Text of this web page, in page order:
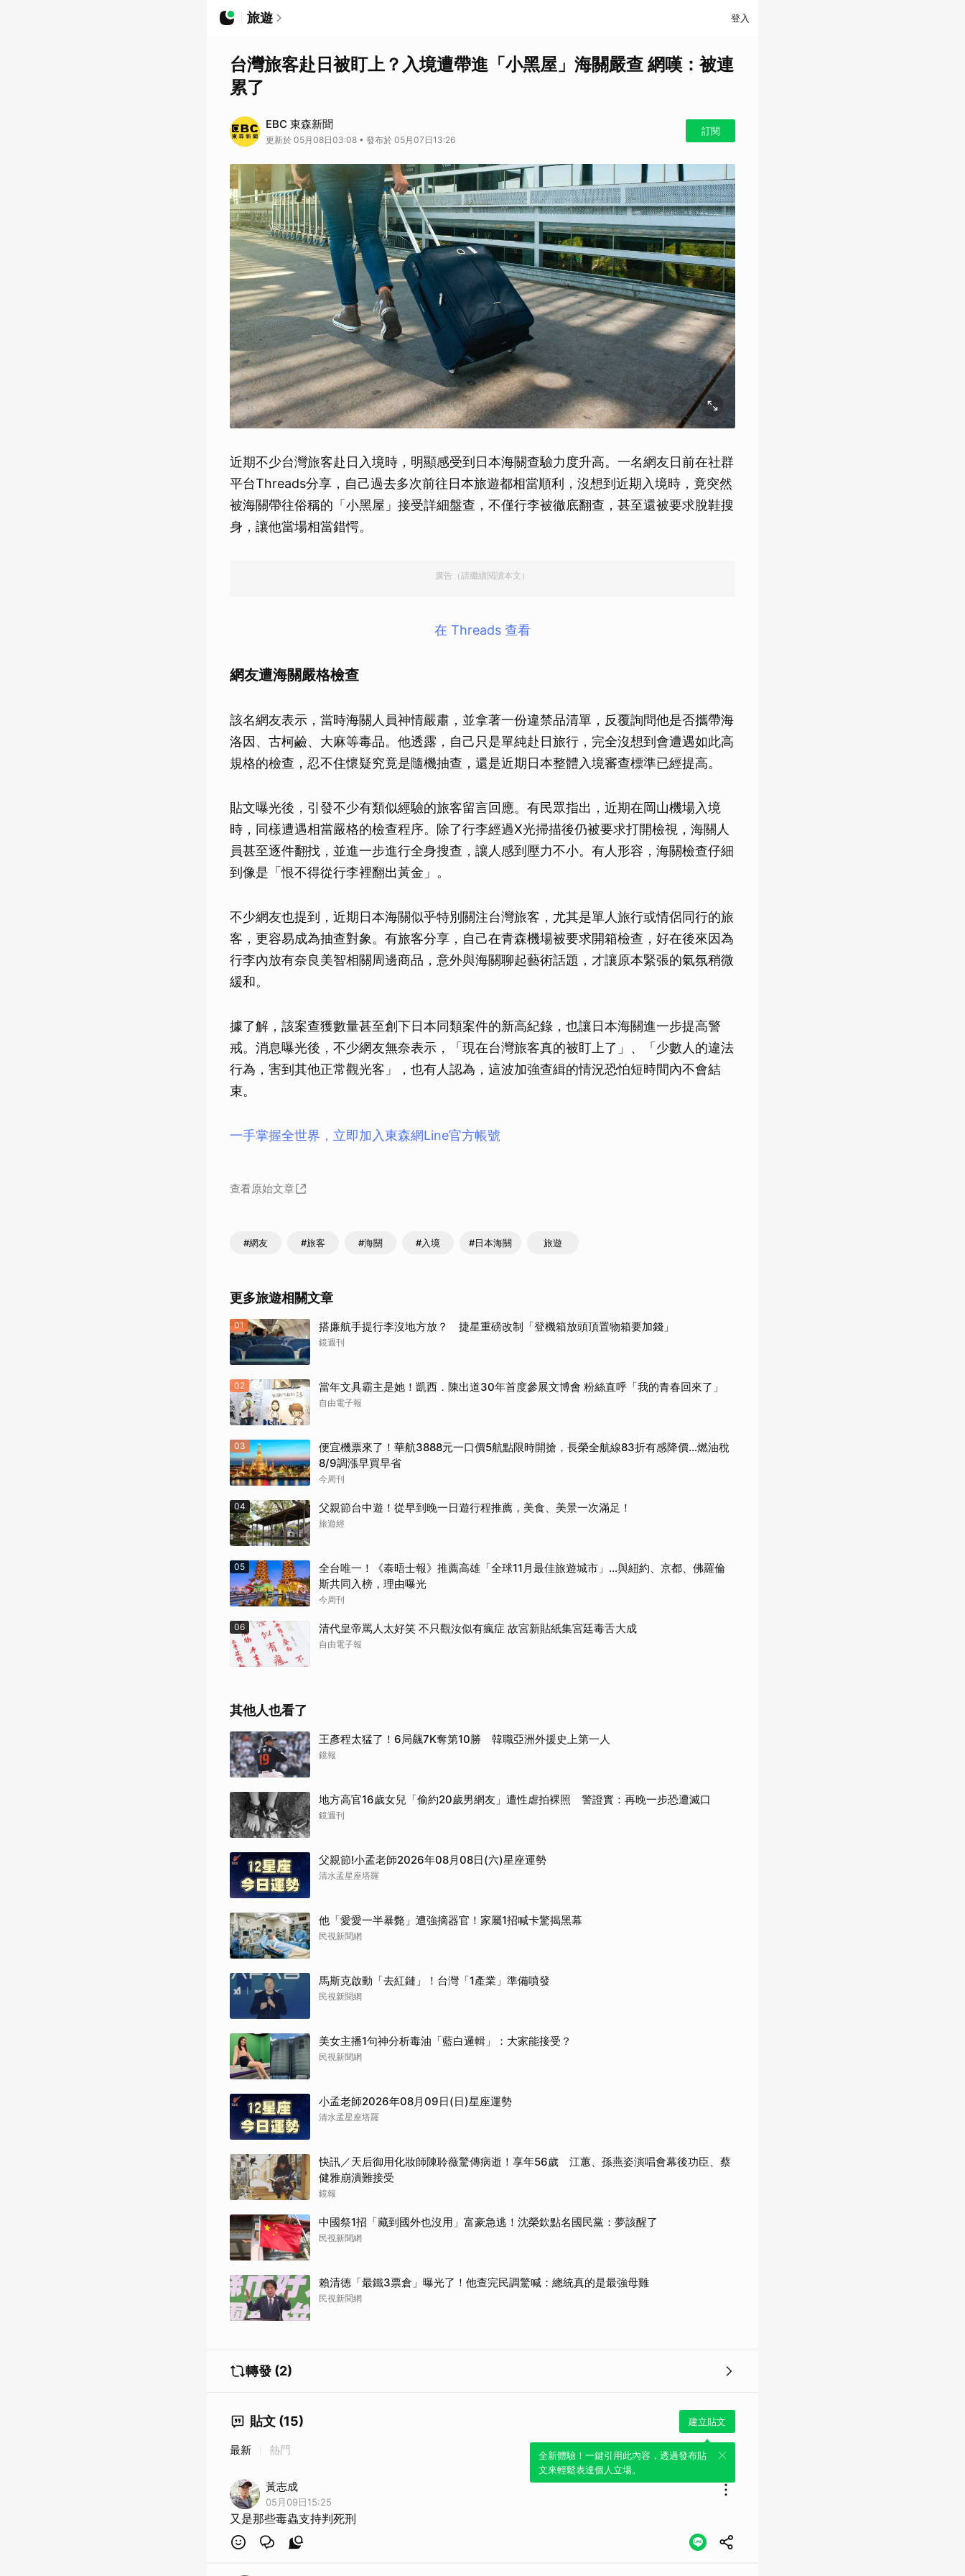
旅遊 登入
台灣旅客赴日被盯上？入境遭帶進「小黑屋」海關嚴查 網嘆：被連
累了
EBC 東森新聞
更新於 05月08日03:08 • 發布於 05月07日13:26
訂閱
近期不少台灣旅客赴日入境時，明顯感受到日本海關查驗力度升高。一名網友日前在社群
平台Threads分享，自己過去多次前往日本旅遊都相當順利，沒想到近期入境時，竟突然
被海關帶往俗稱的「小黑屋」接受詳細盤查，不僅行李被徹底翻查，甚至還被要求脫鞋搜
身，讓他當場相當錯愕。
廣告（請繼續閱讀本文）
在 Threads 查看
網友遭海關嚴格檢查
該名網友表示，當時海關人員神情嚴肅，並拿著一份違禁品清單，反覆詢問他是否攜帶海
洛因、古柯鹼、大麻等毒品。他透露，自己只是單純赴日旅行，完全沒想到會遭遇如此高
規格的檢查，忍不住懷疑究竟是隨機抽查，還是近期日本整體入境審查標準已經提高。
貼文曝光後，引發不少有類似經驗的旅客留言回應。有民眾指出，近期在岡山機場入境
時，同樣遭遇相當嚴格的檢查程序。除了行李經過X光掃描後仍被要求打開檢視，海關人
員甚至逐件翻找，並進一步進行全身搜查，讓人感到壓力不小。有人形容，海關檢查仔細
到像是「恨不得從行李裡翻出黃金」。
不少網友也提到，近期日本海關似乎特別關注台灣旅客，尤其是單人旅行或情侶同行的旅
客，更容易成為抽查對象。有旅客分享，自己在青森機場被要求開箱檢查，好在後來因為
行李內放有奈良美智相關周邊商品，意外與海關聊起藝術話題，才讓原本緊張的氣氛稍微
緩和。
據了解，該案查獲數量甚至創下日本同類案件的新高紀錄，也讓日本海關進一步提高警
戒。消息曝光後，不少網友無奈表示，「現在台灣旅客真的被盯上了」、「少數人的違法
行為，害到其他正常觀光客」，也有人認為，這波加強查緝的情況恐怕短時間內不會結
束。
一手掌握全世界，立即加入東森網Line官方帳號
查看原始文章
#網友 #旅客 #海關 #入境 #日本海關 旅遊
更多旅遊相關文章
01 搭廉航手提行李沒地方放？ 捷星重磅改制「登機箱放頭頂置物箱要加錢」
鏡週刊
02 當年文具霸主是她！凱西．陳出道30年首度參展文博會 粉絲直呼「我的青春回來了」
自由電子報
03
便宜機票來了！華航3888元一口價5航點限時開搶，長榮全航線83折有感降價…燃油稅
8/9調漲早買早省
今周刊
04 父親節台中遊！從早到晚一日遊行程推薦，美食、美景一次滿足！
旅遊經
05
全台唯一！《泰晤士報》推薦高雄「全球11月最佳旅遊城市」…與紐約、京都、佛羅倫
斯共同入榜，理由曝光
今周刊
06 清代皇帝罵人太好笑 不只觀汝似有瘋症 故宮新貼紙集宮廷毒舌大成
自由電子報
其他人也看了
王彥程太猛了！6局飆7K奪第10勝 韓職亞洲外援史上第一人
鏡報
地方高官16歲女兒「偷約20歲男網友」遭性虐拍裸照 警證實：再晚一步恐遭滅口
鏡週刊
父親節!小孟老師2026年08月08日(六)星座運勢
清水孟星座塔羅
他「愛愛一半暴斃」遭強摘器官！家屬1招喊卡驚揭黑幕
民視新聞網
馬斯克啟動「去紅鏈」！台灣「1產業」準備噴發
民視新聞網
美女主播1句神分析毒油「藍白邏輯」：大家能接受？
民視新聞網
小孟老師2026年08月09日(日)星座運勢
清水孟星座塔羅
快訊／天后御用化妝師陳聆薇驚傳病逝！享年56歲 江蕙、孫燕姿演唱會幕後功臣、蔡
健雅崩潰難接受
鏡報
中國祭1招「藏到國外也沒用」富豪急逃！沈榮欽點名國民黨：夢該醒了
民視新聞網
賴清德「最鐵3票倉」曝光了！他查完民調驚喊：總統真的是最強母雞
民視新聞網
轉發 (2)
貼文 (15) 建立貼文
全新體驗！一鍵引用此內容，透過發布貼
文來輕鬆表達個人立場。
最新 熱門
黃志成
05月09日15:25
又是那些毒蟲支持判死刑
取消